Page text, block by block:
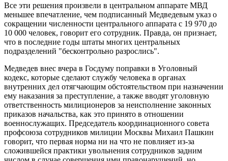
Все эти решения произвели в центральном аппарате МВД
меньшее впечатление, чем подписанный Медведевым указ о
сокращении численности центрального аппарата с 19 970 до
10 000 человек, говорит его сотрудник. Правда, он признает,
что в последние годы штаты многих центральных
подразделений "бесконтрольно разрослись".
Медведев внес вчера в Госдуму поправки в Уголовный
кодекс, которые сделают службу человека в органах
внутренних дел отягчающим обстоятельством при назначении
ему наказания за преступление, а также вводят уголовную
ответственность милиционеров за неисполнение законных
приказов начальства, как это принято в отношении
военнослужащих. Председатель координационного совета
профсоюза сотрудников милиции Москвы Михаил Пашкин
говорит, что первая норма ни на что не повлияет из-за
сложившейся практики увольнения сотрудников задним